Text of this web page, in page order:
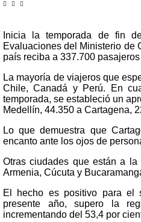
Inicia la temporada de fin
Evaluaciones del Ministerio de
país reciba a 337.700
La mayoría de viajeros que
Chile, Canadá y Perú. En
temporada, se estableció un
Medellín, 44.350 a Cartagena,
Lo que demuestra que
encanto ante los ojos de
Otras ciudades que están a
Armenia, Cúcuta y
El hecho es positivo para el
presente año, supero la
incrementando del 53,4 por